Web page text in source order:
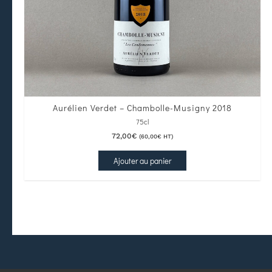
Aurélien Verdet – Chambolle-Musigny 2018
75cl
72,00€ (60,00€HT)
Ajouter au panier